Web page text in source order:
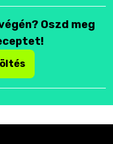
Oszd meg